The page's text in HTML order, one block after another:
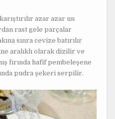
azar azar un
rast gele parçalar
sınra cevize batırılır
aralıklı olarak dizilir ve
fırında hafif pembeleşene
pudra şekeri serpilir.